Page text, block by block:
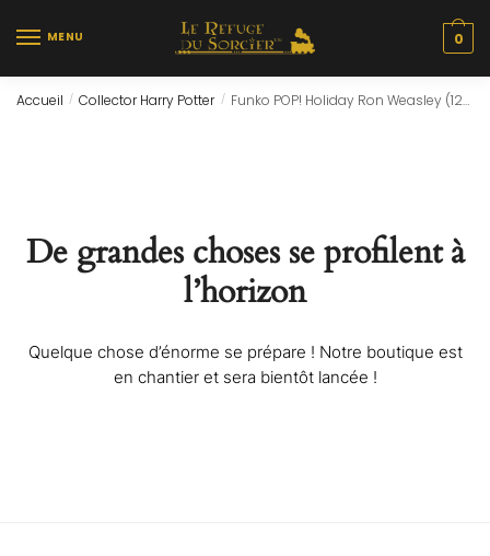
MENU 0
Accueil / Collector Harry Potter / Funko POP! Holiday Ron Weasley (124)
De grandes choses se profilent à
l’horizon
Quelque chose d’énorme se prépare ! Notre boutique est
en chantier et sera bientôt lancée !